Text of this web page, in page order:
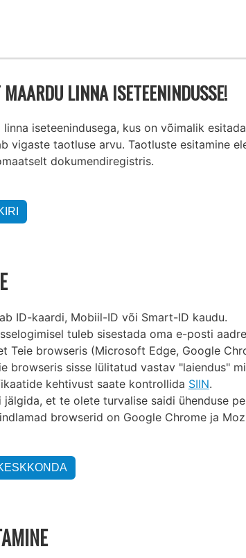
LINNA ISETEENINDUSSE!
linna iseteenindusega, kus on võimalik
vigaste taotluse arvu. Taotluste esitamine
dokumendiregistris.
ID-kaardi, Mobiil-ID või Smart-ID kaudu.
tuleb sisestada oma e-posti
Teie browseris (Microsoft Edge, Google
browseris sisse lülitatud vastav "laiendus"
kehtivust saate kontrollida SIIN.
jälgida, et te olete turvalise saidi ühenduse
browserid on Google Chrome ja